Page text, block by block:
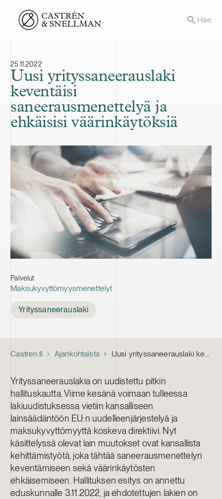
Front page Hae
25.11.2022
Uusi yrityssaneerauslaki
keventäisi
saneerausmenettelyä ja
ehkäisisi väärinkäytöksiä
Palvelut
Maksukyvyttömyysmenettelyt
Yrityssaneerauslaki
Castren.fi Ajankohtaista Uusi yrityssaneerauslaki keventäisi saneerausmenettelyä ja ehkäisisi väärinkäytöksiä
Yrityssaneerauslakia on uudistettu pitkin
hallituskautta. Viime kesänä voimaan tulleessa
lakiuudistuksessa vietiin kansalliseen
lainsäädäntöön EU:n uudelleenjärjestelyä ja
maksukyvyttömyyttä koskeva direktiivi. Nyt
käsittelyssä olevat lain muutokset ovat kansallista
kehittämistyötä, joka tähtää saneerausmenettelyn
keventämiseen sekä väärinkäytösten
ehkäisemiseen. Hallituksen esitys on annettu
eduskunnalle 3.11.2022, ja ehdotettujen lakien on